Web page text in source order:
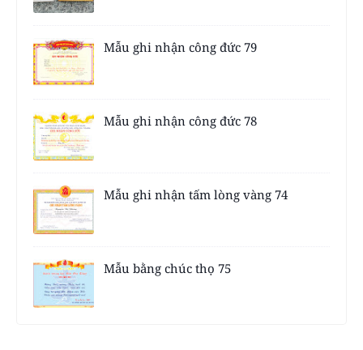
Mẫu ghi nhận công đức 79
Mẫu ghi nhận công đức 78
Mẫu ghi nhận tấm lòng vàng 74
Mẫu bằng chúc thọ 75